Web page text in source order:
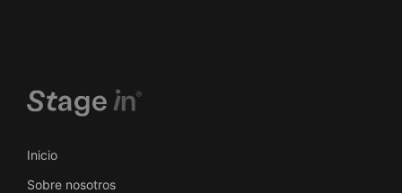
Inicio
Sobre nosotros